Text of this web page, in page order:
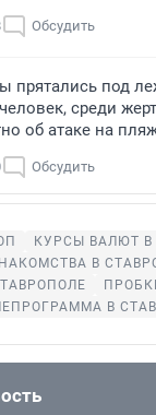
Обсудить
прятались под
среди
об атаке на
Обсудить
КУРСЫ ВАЛЮТ В
В
В